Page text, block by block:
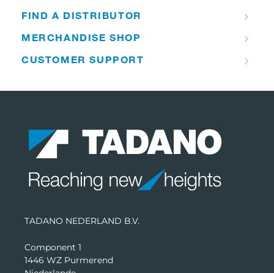
FIND A DISTRIBUTOR
MERCHANDISE SHOP
CUSTOMER SUPPORT
TADANO NEDERLAND B.V.
Component 1
1446 WZ Purmerend